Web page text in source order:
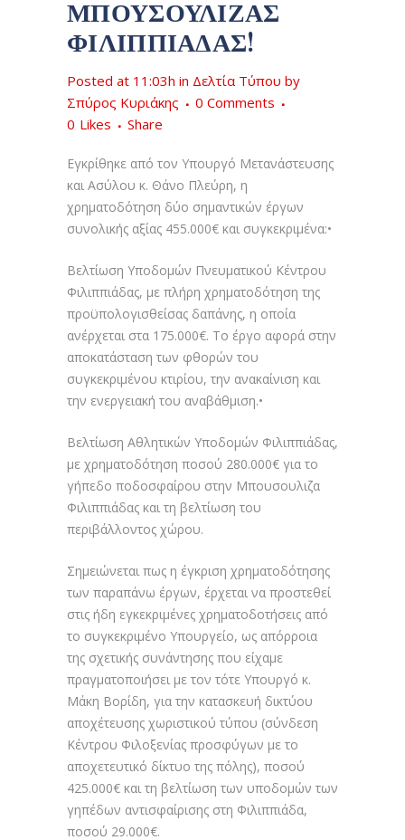
ΜΠΟΥΣΟΥΛΙΖΑΣ
ΦΙΛΙΠΠΙΆΔΑΣ!
Posted at 11:03h in Δελτία Τύπου by
Σπύρος Κυριάκης
0 Comments
0 Likes Share
Εγκρίθηκε από τον Υπουργό Μετανάστευσης
και Ασύλου κ. Θάνο Πλεύρη, η
χρηματοδότηση δύο σημαντικών έργων
συνολικής αξίας 455.000€ και συγκεκριμένα:•
Βελτίωση Υποδομών Πνευματικού Κέντρου
Φιλιππιάδας, με πλήρη χρηματοδότηση της
προϋπολογισθείσας δαπάνης, η οποία
ανέρχεται στα 175.000€. Το έργο αφορά στην
αποκατάσταση των φθορών του
συγκεκριμένου κτιρίου, την ανακαίνιση και
την ενεργειακή του αναβάθμιση.•​
Βελτίωση Αθλητικών Υποδομών Φιλιππιάδας,
με χρηματοδότηση ποσού 280.000€ για το
γήπεδο ποδοσφαίρου στην Μπουσουλιζα
Φιλιππιάδας και τη βελτίωση του
περιβάλλοντος χώρου.
Σημειώνεται πως η έγκριση χρηματοδότησης
των παραπάνω έργων, έρχεται να προστεθεί
στις ήδη εγκεκριμένες χρηματοδοτήσεις από
το συγκεκριμένο Υπουργείο, ως απόρροια
της σχετικής συνάντησης που είχαμε
πραγματοποιήσει με τον τότε Υπουργό κ.
Μάκη Βορίδη, για την κατασκευή δικτύου
αποχέτευσης χωριστικού τύπου (σύνδεση
Κέντρου Φιλοξενίας προσφύγων με το
αποχετευτικό δίκτυο της πόλης), ποσού
425.000€ και τη βελτίωση των υποδομών των
γηπέδων αντισφαίρισης στη Φιλιππιάδα,
ποσού 29.000€.